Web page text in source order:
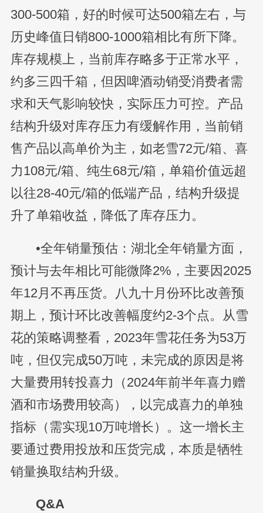
300-500箱，好的时候可达500箱左右，与
历史峰值日销800-1000箱相比有所下降。
库存规模上，当前库存略多于正常水平，
约多三四千箱，但因啤酒动销受消费者需
求和天气影响较快，实际压力可控。产品
结构升级对库存压力有缓解作用，当前销
售产品以高单价为主，如老雪72元/箱、喜
力108元/箱、纯生68元/箱，单箱价值远超
以往28-40元/箱的低端产品，结构升级提
升了单箱收益，降低了库存压力。
•全年销量预估：湖北全年销量方面，
预计与去年相比可能微降2%，主要因2025
年12月不再压货。八九十月份环比改善预
期上，预计环比改善幅度约2-3个点。从雪
花的策略调整看，2023年雪花任务为53万
吨，但仅完成50万吨，未完成的原因是将
大量费用转投喜力（2024年前半年喜力赠
酒和市场费用较高），以完成喜力的单独
指标（需实现10万吨增长）。这一增长主
要通过费用投放和压货完成，本质是牺牲
销量换取结构升级。
Q&A